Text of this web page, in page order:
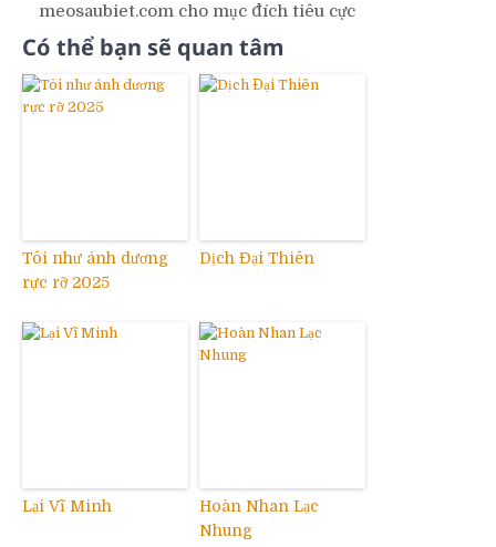
meosaubiet.com cho mục đích tiêu cực
Có thể bạn sẽ quan tâm
Tôi như ánh dương
rực rỡ 2025
Dịch Đại Thiên
Lại Vĩ Minh
Hoàn Nhan Lạc
Nhung